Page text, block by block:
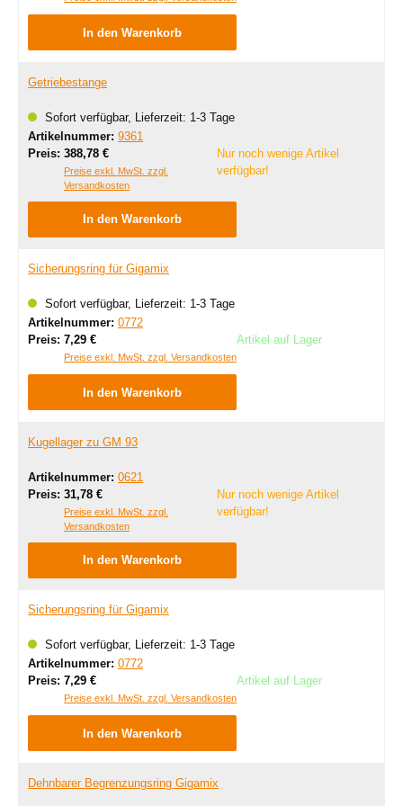
In den Warenkorb
Getriebestange
Sofort verfügbar, Lieferzeit: 1-3 Tage
Artikelnummer: 9361
Preis: Regulärer Preis:
388,78 €
Preise exkl. MwSt. zzgl.
Versandkosten
Nur noch wenige Artikel
verfügbar!
In den Warenkorb
Sicherungsring für Gigamix
Sofort verfügbar, Lieferzeit: 1-3 Tage
Artikelnummer: 0772
Preis: Regulärer Preis:
7,29 €
Preise exkl. MwSt. zzgl. Versandkosten
Artikel auf Lager
In den Warenkorb
Kugellager zu GM 93
Artikelnummer: 0621
Preis: Regulärer Preis:
31,78 €
Preise exkl. MwSt. zzgl.
Versandkosten
Nur noch wenige Artikel
verfügbar!
In den Warenkorb
Sicherungsring für Gigamix
Sofort verfügbar, Lieferzeit: 1-3 Tage
Artikelnummer: 0772
Preis: Regulärer Preis:
7,29 €
Preise exkl. MwSt. zzgl. Versandkosten
Artikel auf Lager
In den Warenkorb
Dehnbarer Begrenzungsring Gigamix